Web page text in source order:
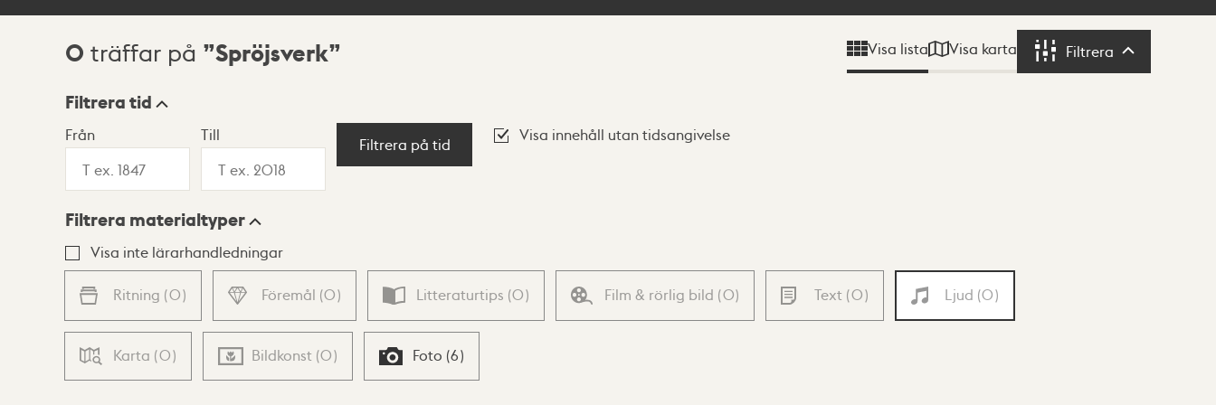
Sökresultat
0 träffar på Spröjsverk Visa lista Visa karta Filtrera Filtrera
Visningsläge
Lista Karta
Filtrera tid
Från Till
Filtrera på tid
Visa innehåll utan tidsangivelse
Filtrera materialtyper
Visa inte lärarhandledningar
Ritning (0) Föremål (0) Litteraturtips (0) Film & rörlig bild (0) Text (0) Ljud (0)
Karta (0) Bildkonst (0) Foto (6)